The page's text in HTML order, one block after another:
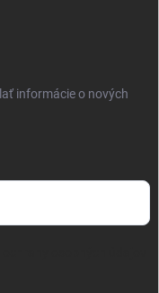
informácie o nových